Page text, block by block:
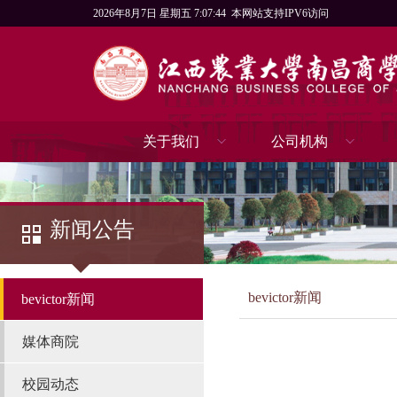
2026年8月7日 星期五 7:07:45 本网站支持IPV6访问
关于我们 公司机构
新闻公告
bevictor新闻
媒体商院
校园动态
bevictor新闻